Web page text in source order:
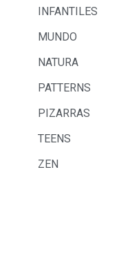
INFANTILES
MUNDO
NATURA
PATTERNS
PIZARRAS
TEENS
ZEN